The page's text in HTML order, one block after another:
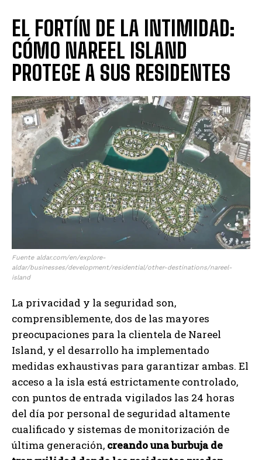
EL FORTÍN DE LA INTIMIDAD:
CÓMO NAREEL ISLAND
PROTEGE A SUS RESIDENTES
Fuente aldar.com/en/explore-
aldar/businesses/development/residential/other-destinations/nareel-
island
La privacidad y la seguridad son,
comprensiblemente, dos de las mayores
preocupaciones para la clientela de Nareel
Island, y el desarrollo ha implementado
medidas exhaustivas para garantizar ambas. El
acceso a la isla está estrictamente controlado,
con puntos de entrada vigilados las 24 horas
del día por personal de seguridad altamente
cualificado y sistemas de monitorización de
última generación, creando una burbuja de